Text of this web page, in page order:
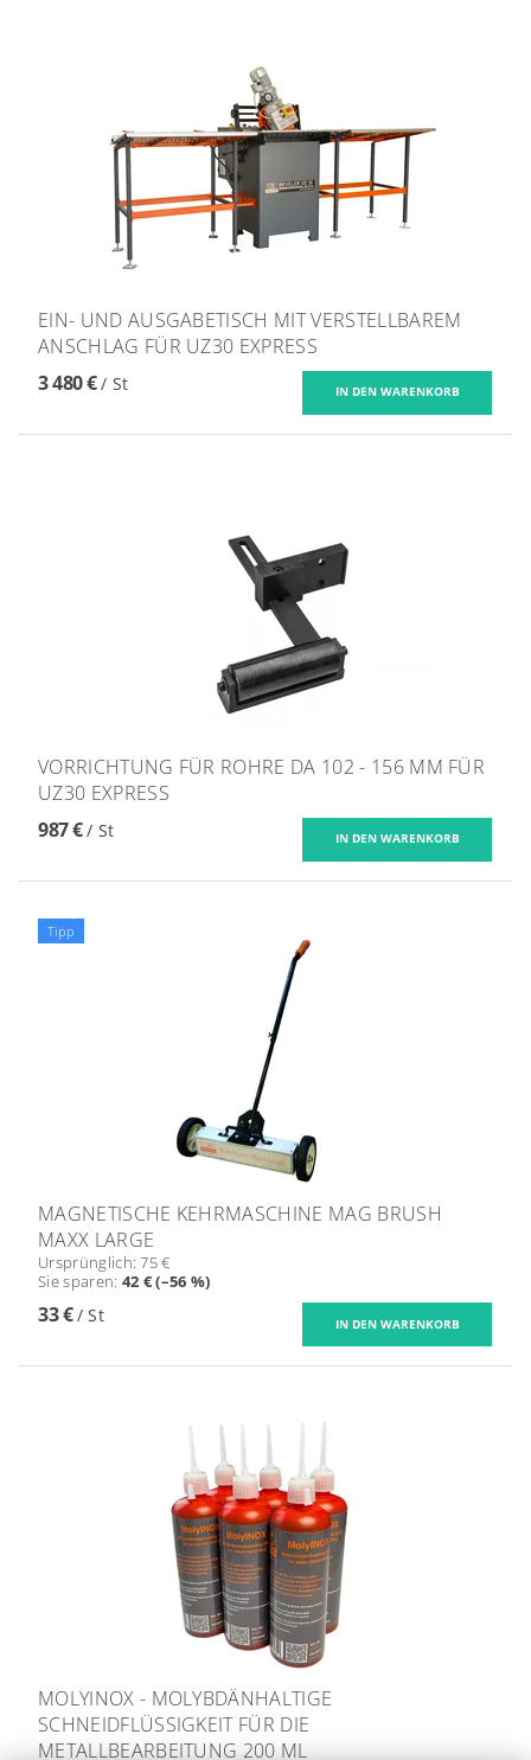
EIN- UND AUSGABETISCH MIT VERSTELLBAREM
ANSCHLAG FÜR UZ30 EXPRESS
3 480 €/ St
VORRICHTUNG FÜR ROHRE DA 102 - 156 MM FÜR
UZ30 EXPRESS
987 €/ St
Tipp
MAGNETISCHE KEHRMASCHINE MAG BRUSH
MAXX LARGE
Ursprünglich:75 €
Sie sparen: 42 € (–56 %)
33 €/ St
MOLYINOX - MOLYBDÄNHALTIGE
SCHNEIDFLÜSSIGKEIT FÜR DIE
METALLBEARBEITUNG 200 ML